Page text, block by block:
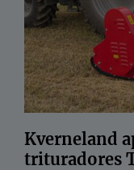
Kverneland
trituradores